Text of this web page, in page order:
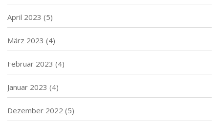
April 2023 (5)
März 2023 (4)
Februar 2023 (4)
Januar 2023 (4)
Dezember 2022 (5)